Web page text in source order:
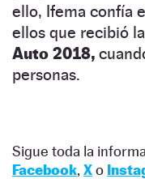
ello, Ifema confía
ellos que recibió
Auto 2018,
personas.
Sigue toda la
Facebook, Xo